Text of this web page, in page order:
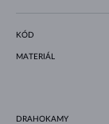
KÓD
MATERIÁL
DRAHOKAMY